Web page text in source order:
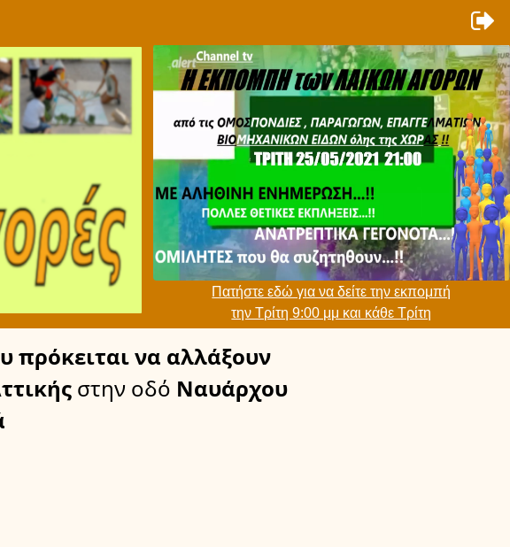
Πατήστε εδώ για να δείτε την εκπομπή
την Τρίτη 9:00 μμ και κάθε Τρίτη
πρόκειται να αλλάξουν
στην οδό Ναυάρχου